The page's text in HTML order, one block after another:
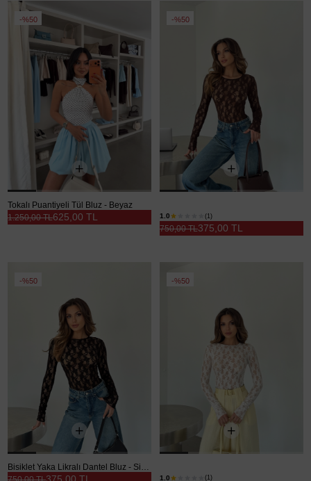
%50
Tokalı Puantiyeli Tül Bluz - Beyaz
625,00 TL
1.250,00 TL
%50
1.0 (1)
375,00 TL
750,00 TL
%50
375,00 TL
%50
1.0 (1)